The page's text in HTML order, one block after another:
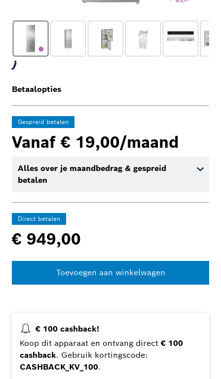
Betaalopties
Gespreid betalen
Vanaf € 19,00/maand
Alles over je maandbedrag & gespreid
betalen
Direct betalen
€ 949,00
Toevoegen aan winkelwagen
€ 100 cashback!
Koop dit apparaat en ontvang direct € 100
cashback. Gebruik kortingscode:
CASHBACK_KV_100.